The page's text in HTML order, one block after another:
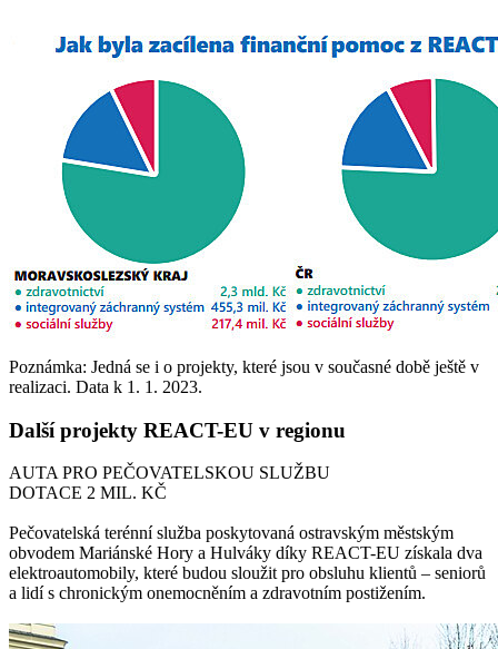
Poznámka: Jedná se i o projekty, které jsou v současné době ještě v
realizaci. Data k 1. 1. 2023.
Další projekty REACT-EU v regionu
AUTA PRO PEČOVATELSKOU SLUŽBU
DOTACE 2 MIL. KČ
Pečovatelská terénní služba poskytovaná ostravským městským
obvodem Mariánské Hory a Hulváky díky REACT-EU získala dva
elektroautomobily, které budou sloužit pro obsluhu klientů – seniorů
a lidí s chronickým onemocněním a zdravotním postižením.